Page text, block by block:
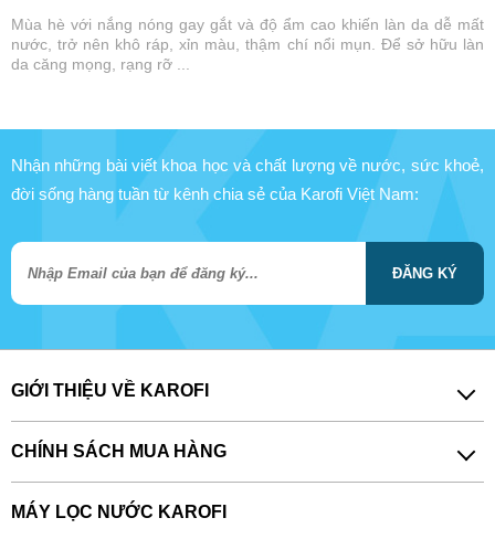
Mùa hè với nắng nóng gay gắt và độ ẩm cao khiến làn da dễ mất
nước, trở nên khô ráp, xỉn màu, thậm chí nổi mụn. Để sở hữu làn
da căng mọng, rạng rỡ ...
Nhận những bài viết khoa học và chất lượng về nước, sức khoẻ,
đời sống hàng tuần từ kênh chia sẻ của Karofi Việt Nam:
ĐĂNG KÝ
GIỚI THIỆU VỀ KAROFI
CHÍNH SÁCH MUA HÀNG
MÁY LỌC NƯỚC KAROFI